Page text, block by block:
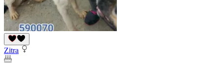
Zitra